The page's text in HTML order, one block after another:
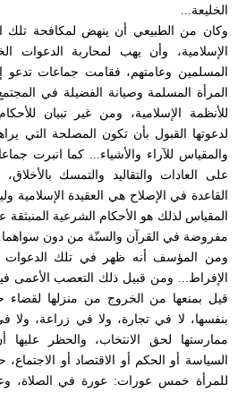
الخليعة...
وكان من الطبيعي أن ينهض لمكافحة تلك
الإسلامية، وأن يهب لمحاربة الدعوات
المسلمين وعامتهم، فقامت جماعات
المرأة المسلمة وصيانة الفضيلة في
للأنظمة الإسلامية، ومن غير تبيان
لدعوتها القبول بأن تكون المصلحة التي
والمقياس للآراء والأشياء... كما انبرت
على العادات والتقاليد والتمسك
القاعدة في الإصلاح هي العقيدة الإسلامية
المقياس لذلك هو الأحكام الشرعية
مفروضة في القرآن والسنّة من دون سواهما.
ومن المؤسف أنه ظهر في تلك الدعوات
الإفراط... ومن قبيل ذلك التعصب الأعمى
قيل بمنعها من الخروج من منزلها لقضاء
بنفسها، لا في تجارة، ولا في زراعة،
ممارستها لحق الانتخاب، والحظر
السياسة أو الحكم أو الاقتصاد أو
للمرأة خمس عورات: عورة في الصلاة،